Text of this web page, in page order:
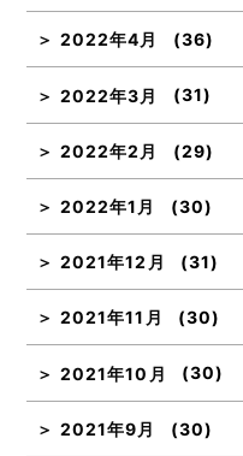
2022年4月 (36)
2022年3月 (31)
2022年2月 (29)
2022年1月 (30)
2021年12月 (31)
2021年11月 (30)
2021年10月 (30)
2021年9月 (30)